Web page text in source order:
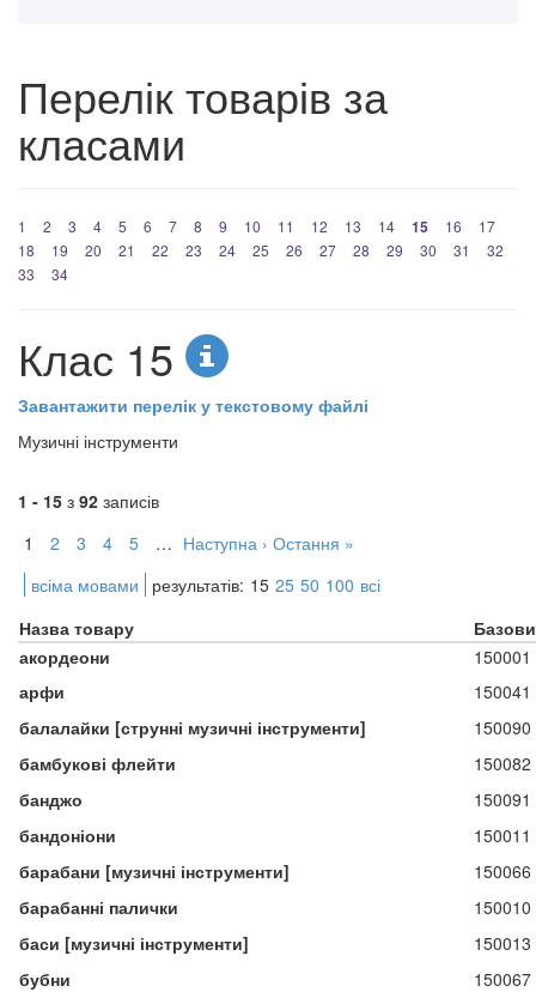
Перелік товарів за
класами
1 2 3 4 5 6 7 8 9 10 11 12 13 14 15 16
17
18
19 20 21 22 23 24 25 26 27 28 29 30 31
32
33
34
Клас 15
Завантажити перелік у текстовому файлі
Музичні інструменти
1 - 15 з 92 записів
1
2 3 4 5 … Наступна › Остання »
всіма мовами
результатів: 15 25 50 100 всі
Назва товару
акордеони
150001
арфи
150041
балалайки [струнні музичні інструменти]
150090
бамбукові флейти
150082
банджо
150091
бандоніони
150011
барабани [музичні інструменти]
150066
барабанні палички
150010
баси [музичні інструменти]
150013
бубни
150067